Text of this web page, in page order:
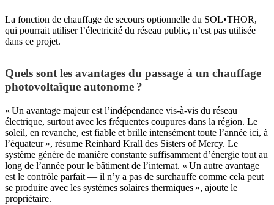
La fonction de chauffage de secours optionnelle du SOL•THOR,
qui pourrait utiliser l’électricité du réseau public, n’est pas utilisée
dans ce projet.
Quels sont les avantages du passage à un chauffage
photovoltaïque autonome ?
« Un avantage majeur est l’indépendance vis-à-vis du réseau
électrique, surtout avec les fréquentes coupures dans la région. Le
soleil, en revanche, est fiable et brille intensément toute l’année ici, à
l’équateur », résume Reinhard Krall des Sisters of Mercy. Le
système génère de manière constante suffisamment d’énergie tout au
long de l’année pour le bâtiment de l’internat. « Un autre avantage
est le contrôle parfait — il n’y a pas de surchauffe comme cela peut
se produire avec les systèmes solaires thermiques », ajoute le
propriétaire.